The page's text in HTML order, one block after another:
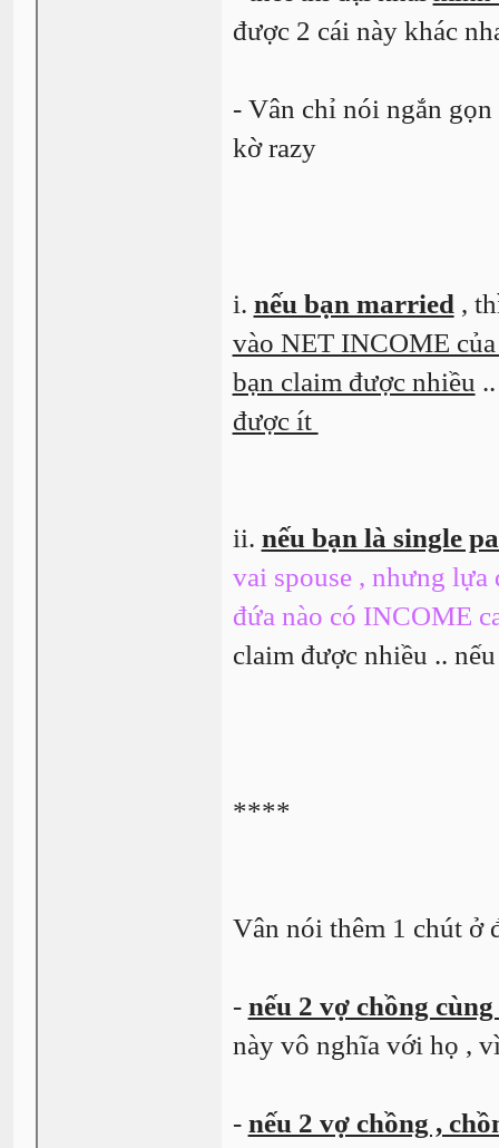
được 2 cái này khác
- Vân chỉ nói ngắn
kờ razy
i. nếu bạn married ,
vào NET INCOME của
bạn claim được nhiều
được ít
ii. nếu bạn là single
vai spouse , nhưng
đứa nào có INCOME
claim được nhiều ..
****
Vân nói thêm 1 chút ở
- nếu 2 vợ chồng
này vô nghĩa với họ ,
- nếu 2 vợ chồng ,